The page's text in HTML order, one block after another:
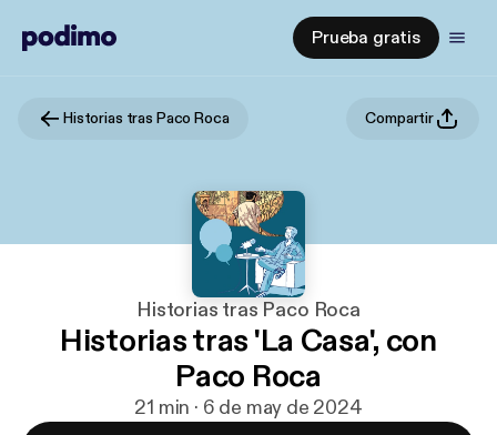
Prueba gratis
Historias tras Paco Roca Compartir
Historias tras Paco Roca
Historias tras 'La Casa', con
Paco Roca
21 min · 6 de may de 2024